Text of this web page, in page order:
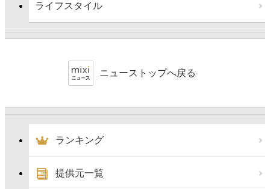
ライフスタイル
ニューストップへ戻る
ランキング
提供元一覧